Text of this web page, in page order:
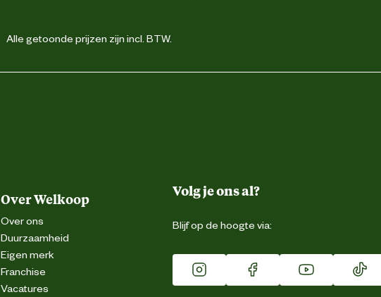
Alle getoonde prijzen zijn incl. BTW.
Over Welkoop
Over ons
Duurzaamheid
Eigen merk
Franchise
Vacatures
Volg je ons al?
Blijf op de hoogte via: